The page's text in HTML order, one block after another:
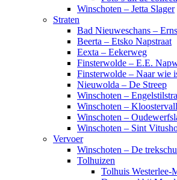
Winschoten – Jetta Slager
Straten
Bad Nieuweschans –
Beerta – Etsko Napstraat
Eexta – Eekerweg
Finsterwolde – E.E.
Finsterwolde – Naar wie
Nieuwolda – De Streep
Winschoten –
Winschoten –
Winschoten –
Winschoten – Sint
Vervoer
Winschoten – De
Tolhuizen
Tolhuis Westerlee-